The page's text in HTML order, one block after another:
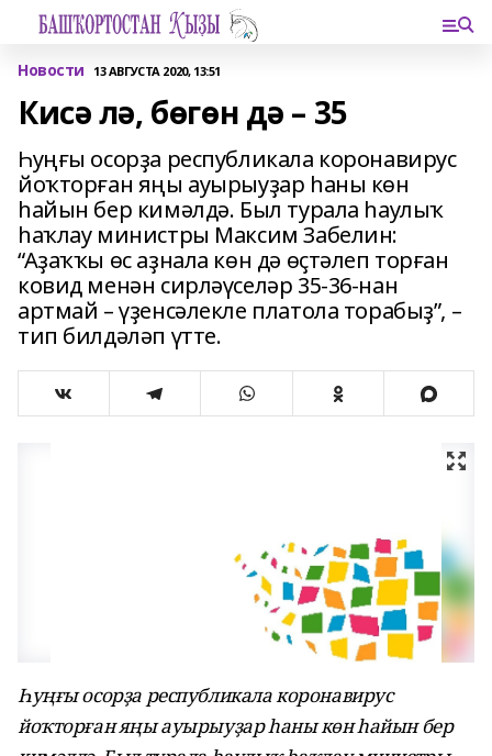
Новости 13 АВГУСТА 2020, 13:51
Кисә лә, бөгөн дә – 35
Һуңғы осорҙа республикала коронавирус
йоҡторған яңы ауырыуҙар һаны көн
һайын бер кимәлдә. Был турала һаулыҡ
һаҡлау министры Максим Забелин:
“Аҙаҡҡы өс аҙнала көн дә өҫтәлеп торған
ковид менән сирләүселәр 35-36-нан
артмай – үҙенсәлекле платола торабыҙ”, –
тип билдәләп үтте.
Һуңғы осорҙа республикала коронавирус
йоҡторған яңы ауырыуҙар һаны көн һайын бер